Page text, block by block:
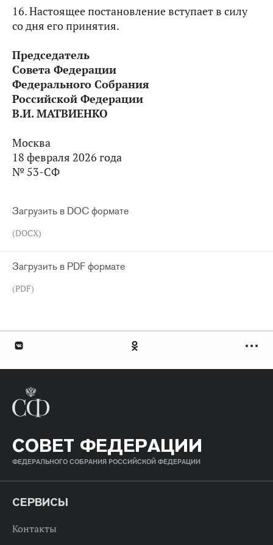
16. Настоящее постановление вступает в силу
со дня его принятия.
Председатель
Совета Федерации
Федерального Собрания
Российской Федерации
В.И. МАТВИЕНКО
Москва
18 февраля 2026 года
№ 53-СФ
Загрузить в DOC формате
(DOCX)
Загрузить в PDF формате
(PDF)
СОВЕТ ФЕДЕРАЦИИ
ФЕДЕРАЛЬНОГО СОБРАНИЯ РОССИЙСКОЙ ФЕДЕРАЦИИ
СЕРВИСЫ
Контакты